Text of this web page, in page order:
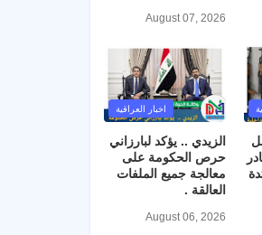
August 07, 2026
اخبار العراقية
الزيدي .. يؤكد لبارزاني
حرص الحكومة على
معالجة جميع الملفات
العالقة .
August 06, 2026